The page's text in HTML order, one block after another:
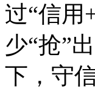
过“信用
少“抢”
下，守